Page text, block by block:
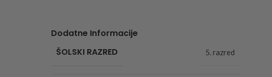
Dodatne Informacije
ŠOLSKI RAZRED
5. razred